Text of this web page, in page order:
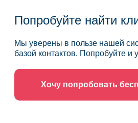
Попробуйте найти
Мы уверены в пользе нашей
базой контактов. Попробуйте и
Хочу попробовать